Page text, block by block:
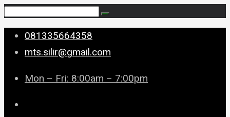
081335664358
mts.silir@gmail.com
Mon – Fri: 8:00am – 7:00pm